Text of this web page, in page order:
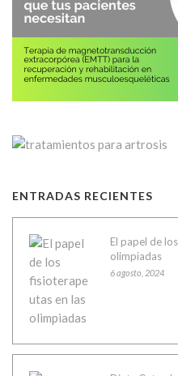
ENTRADAS RECIENTES
El papel de
olimpiadas
6 agosto, 2024